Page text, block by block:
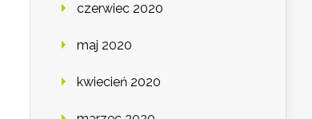
czerwiec 2020
maj 2020
kwiecień 2020